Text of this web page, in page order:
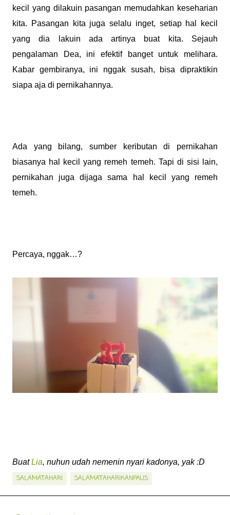
kecil yang dilakuin pasangan memudahkan keseharian
kita. Pasangan kita juga selalu inget, setiap hal kecil
yang dia lakuin ada artinya buat kita. Sejauh
pengalaman Dea, ini efektif banget untuk melihara.
Kabar gembiranya, ini nggak susah, bisa dipraktikin
siapa aja di pernikahannya.
Ada yang bilang, sumber keributan di pernikahan
biasanya hal kecil yang remeh temeh. Tapi di sisi lain,
pernikahan juga dijaga sama hal kecil yang remeh
temeh.
Percaya, nggak…?
BuatLia, nuhun udah nemenin nyari kadonya, yak :D
SALAMATAHARI SALAMATAHARIKANPAUS